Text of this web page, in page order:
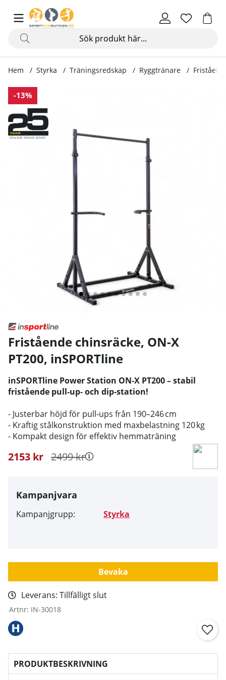
Hem Styrka Träningsredskap Ryggtränare
-13%
Produktbilder Fristående chinsräcke, ON-X PT200
Fristående chinsräcke, ON-X
PT200, inSPORTline
inSPORTline Power Station ON‑X PT200 – stabil
fristående pull‑up‑ och dip‑station!
- Justerbar höjd för pull‑ups från 190–246 cm
- Kraftig stålkonstruktion med maxbelastning 120 kg
- Kompakt design för effektiv hemmaträning
2499kr
2153 kr
Kampanjvara
Kampanjgrupp: Styrka
Bevaka
Leverans: Tillfälligt slut
Artnr: IN-30018
PRODUKTBESKRIVNING